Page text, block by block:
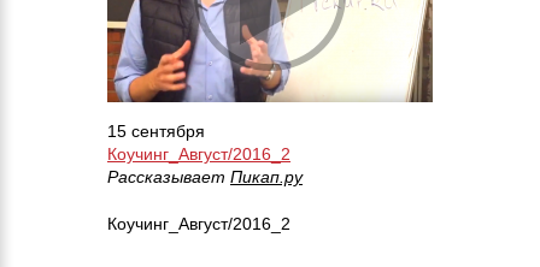
15 сентября
Коучинг_Август/2016_2
Рассказывает Пикап.ру
Коучинг_Август/2016_2